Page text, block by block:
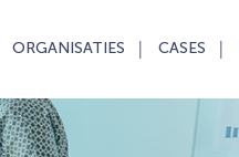
ORGANISATIES CASES